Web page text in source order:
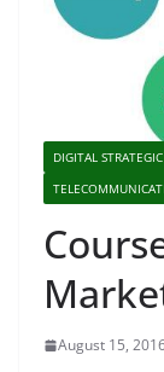
DIGITAL STRATEGIC
August 15,